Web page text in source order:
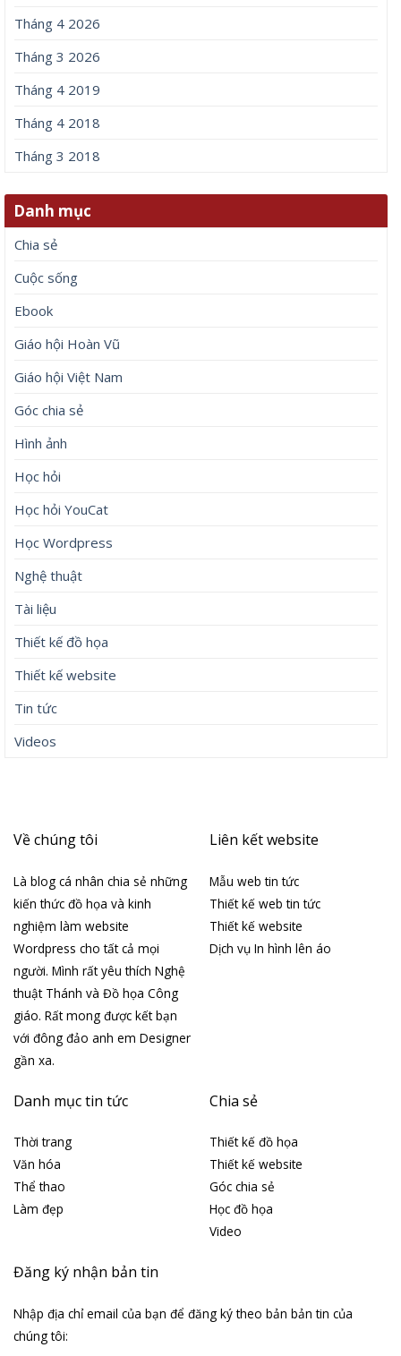
Tháng 4 2026
Tháng 3 2026
Tháng 4 2019
Tháng 4 2018
Tháng 3 2018
Danh mục
Chia sẻ
Cuộc sống
Ebook
Giáo hội Hoàn Vũ
Giáo hội Việt Nam
Góc chia sẻ
Hình ảnh
Học hỏi
Học hỏi YouCat
Học Wordpress
Nghệ thuật
Tài liệu
Thiết kế đồ họa
Thiết kế website
Tin tức
Videos
Về chúng tôi
Là blog cá nhân chia sẻ những
kiến thức đồ họa và kinh
nghiệm làm website
Wordpress cho tất cả mọi
người. Mình rất yêu thích Nghệ
thuật Thánh và Đồ họa Công
giáo. Rất mong được kết bạn
với đông đảo anh em Designer
gần xa.
Liên kết website
Mẫu web tin tức
Thiết kế web tin tức
Thiết kế website
Dịch vụ In hình lên áo
Danh mục tin tức
Thời trang
Văn hóa
Thể thao
Làm đẹp
Chia sẻ
Thiết kế đồ họa
Thiết kế website
Góc chia sẻ
Học đồ họa
Video
Đăng ký nhận bản tin
Nhập địa chỉ email của bạn để đăng ký theo bản bản tin của
chúng tôi: